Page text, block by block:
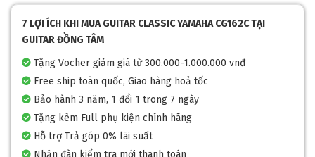
7 LỢI ÍCH KHI MUA GUITAR CLASSIC YAMAHA CG162C TẠI
GUITAR ĐỒNG TÂM
Tặng Vocher giảm giá từ 300.000-1.000.000 vnđ
Free ship toàn quốc, Giao hàng hoả tốc
Bảo hành 3 năm, 1 đổi 1 trong 7 ngày
Tặng kèm Full phụ kiện chính hãng
Hỗ trợ Trả góp 0% lãi suất
Nhận đàn kiểm tra mới thanh toán